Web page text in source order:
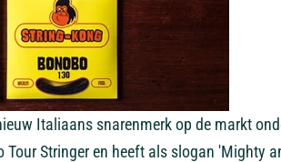
Italiaans snarenmerk op de markt
Stringer en heeft als slogan 'Mighty